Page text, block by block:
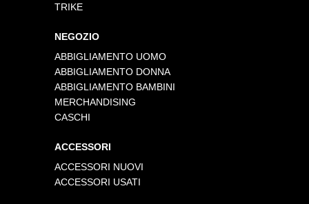
TRIKE
NEGOZIO
ABBIGLIAMENTO UOMO
ABBIGLIAMENTO DONNA
ABBIGLIAMENTO BAMBINI
MERCHANDISING
CASCHI
ACCESSORI
ACCESSORI NUOVI
ACCESSORI USATI